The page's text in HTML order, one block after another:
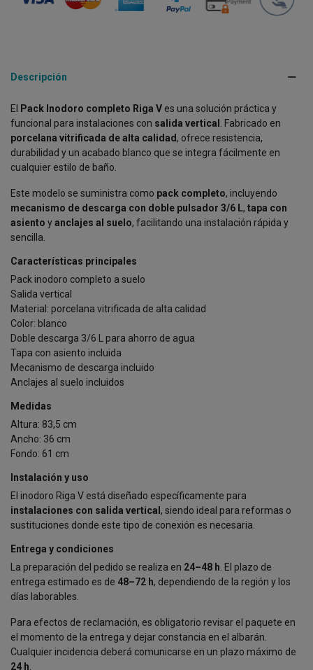
Descripción
El Pack Inodoro completo Riga V es una solución práctica y
funcional para instalaciones con salida vertical
. Fabricado en
porcelana vitrificada de alta calidad, ofrece resistencia,
durabilidad y un acabado blanco que se integra fácilmente en
cualquier estilo de baño.
Este modelo se suministra como pack completo, incluyendo
mecanismo de descarga con doble pulsador 3/6 L, tapa con
asiento yanclajes al suelo, facilitando una instalación rápida y
sencilla.
Características principales
Pack inodoro completo a suelo
Salida vertical
Material: porcelana vitrificada de alta calidad
Color: blanco
Doble descarga 3/6 L para ahorro de agua
Tapa con asiento incluida
Mecanismo de descarga incluido
Anclajes al suelo incluidos
Medidas
Altura: 83,5 cm
Ancho: 36 cm
Fondo: 61 cm
Instalación y uso
El inodoro Riga V está diseñado específicamente para
instalaciones con salida vertical , siendo ideal para reformas o
sustituciones donde este tipo de conexión es necesaria.
Entrega y condiciones
La preparación del pedido se realiza en 24–48 h . El plazo de
entrega estimado es de 48–72 h, dependiendo de la región y los
días laborables.
Para efectos de reclamación, es obligatorio revisar el paquete en
el momento de la entrega y dejar constancia en el albarán.
Cualquier incidencia deberá comunicarse en un plazo máximo de
24 h